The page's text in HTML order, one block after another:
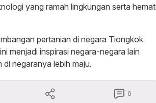
yang ramah lingkungan serta hemat
pertanian di negara Tiongkok
menjadi inspirasi negara-negara lain
negaranya lebih maju.
0